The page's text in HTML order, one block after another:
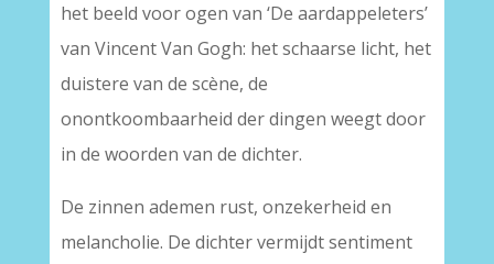
het beeld voor ogen van ‘De aardappeleters’
van Vincent Van Gogh: het schaarse licht, het
duistere van de scène, de
onontkoombaarheid der dingen weegt door
in de woorden van de dichter.
De zinnen ademen rust, onzekerheid en
melancholie. De dichter vermijdt sentiment